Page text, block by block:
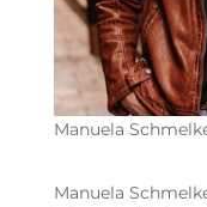
Manuela
Manuela